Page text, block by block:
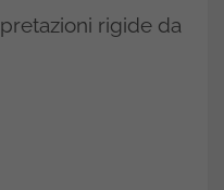
rigide da